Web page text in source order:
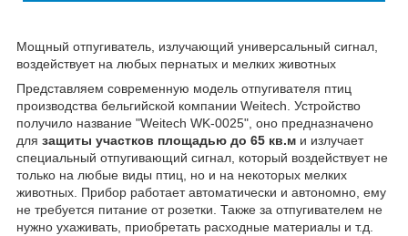
Мощный отпугиватель, излучающий универсальный сигнал,
воздействует на любых пернатых и мелких животных
Представляем современную модель отпугивателя птиц
производства бельгийской компании Weitech. Устройство
получило название "Weitech WK-0025", оно предназначено
для защиты участков площадью до 65 кв.м и излучает
специальный отпугивающий сигнал, который воздействует не
только на любые виды птиц, но и на некоторых мелких
животных. Прибор работает автоматически и автономно, ему
не требуется питание от розетки. Также за отпугивателем не
нужно ухаживать, приобретать расходные материалы и т.д.